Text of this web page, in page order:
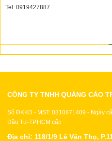
Tel: 0919427887
CÔNG TY TNHH QUẢNG CÁO
Số ĐKKD - MST: 0310871409 - Ngày
Đầu Tư-TP.HCM cấp
Địa chỉ: 118/1/9 Lê Văn Thọ,